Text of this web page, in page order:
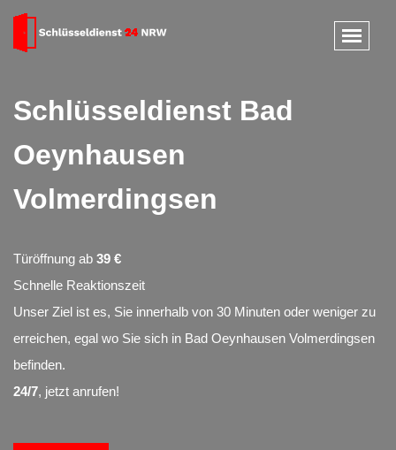
Schlüsseldienst Bad
Oeynhausen
Volmerdingsen
Türöffnung ab 39 €
Schnelle Reaktionszeit
Unser Ziel ist es, Sie innerhalb von 30 Minuten oder weniger zu
erreichen, egal wo Sie sich in Bad Oeynhausen Volmerdingsen
befinden.
24/7, jetzt anrufen!